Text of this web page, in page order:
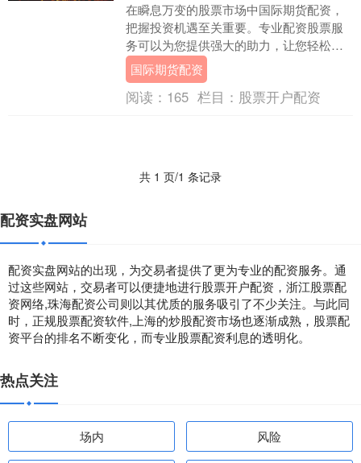
在瞬息万变的股票市场中国际期货配资，
把握投资机遇至关重要。专业配资股票服
务可以为您提供强大的助力，让您轻松把
握市场动向，实现财富增值。 **2. 降低投
资门槛：....
国际期货配资
阅读： 165 栏目： 股票开户配资
共 1 页/1 条记录
配资实盘网站
配资实盘网站的出现，为交易者提供了更为专业的配资服务。通
过这些网站，交易者可以便捷地进行股票开户配资，浙江股票配
资网络,珠海配资公司则以其优质的服务吸引了不少关注。与此同
时，正规股票配资软件,上海的炒股配资市场也逐渐成熟，股票配
资平台的排名不断变化，而专业股票配资利息的透明化。
热点关注
场内 风险